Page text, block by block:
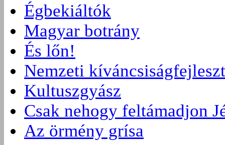
Égbekiáltók
Magyar botrány
És lőn!
Nemzeti
Kultuszgyász
Csak nehogy feltámadjon
Az örmény grísa